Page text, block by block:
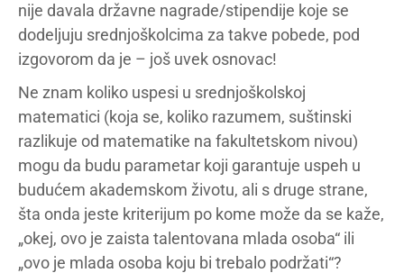
nije davala državne nagrade/stipendije koje se
dodeljuju srednjoškolcima za takve pobede, pod
izgovorom da je – još uvek osnovac!
Ne znam koliko uspesi u srednjoškolskoj
matematici (koja se, koliko razumem, suštinski
razlikuje od matematike na fakultetskom nivou)
mogu da budu parametar koji garantuje uspeh u
budućem akademskom životu, ali s druge strane,
šta onda jeste kriterijum po kome može da se kaže,
„okej, ovo je zaista talentovana mlada osoba“ ili
„ovo je mlada osoba koju bi trebalo podržati“?